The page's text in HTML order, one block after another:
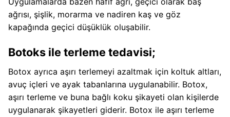
ağrısı, şişlik, morarma ve nadiren kaş ve göz
kapağında geçici düşüklük oluşabilir.
Botoks ile terleme tedavisi;
Botox ayrıca aşırı terlemeyi azaltmak için koltuk altları,
avuç içleri ve ayak tabanlarına uygulanabilir. Botox,
aşırı terleme ve buna bağlı koku şikayeti olan kişilerde
uygulanarak şikayetleri giderir. Botox ile aşırı terleme